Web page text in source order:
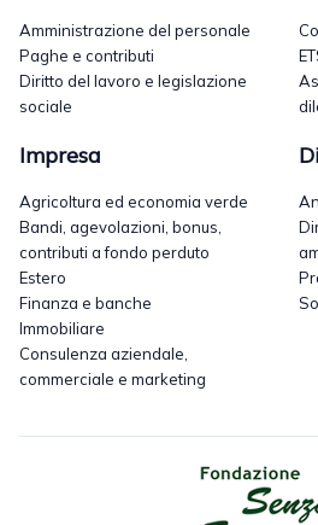
Amministrazione del personale
Paghe e contributi
Diritto del lavoro e legislazione
sociale
Impresa
Agricoltura ed economia verde
Bandi, agevolazioni, bonus,
contributi a fondo perduto
Estero
Finanza e banche
Immobiliare
Consulenza aziendale,
commerciale e marketing